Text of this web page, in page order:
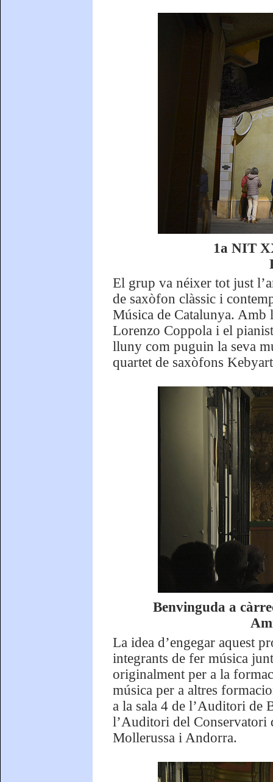
1a NIT
El grup va néixer tot just
de saxòfon clàssic i
Música de Catalunya. Amb
Lorenzo Coppola i el
lluny com puguin la seva
quartet de saxòfons
Benvinguda a
La idea d’engegar aquest
integrants de fer música
originalment per a la
música per a altres
a la sala 4 de l’Auditori de
l’Auditori del Conservatori
Mollerussa i Andorra.